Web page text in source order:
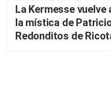
La Kermesse
la mística de
Redonditos de